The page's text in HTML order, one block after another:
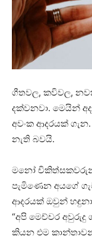
ගීතවල, කවිවල,
දක්වනවා. මෙයින්
අවංක ආදරයක්
නැති බවයි.
මනෝ චිකිත්සකවරුන්
පැමිණෙන අයගේ
ආදරයක් ඔවුන්
“අපි මෙච්චර
කියන එම